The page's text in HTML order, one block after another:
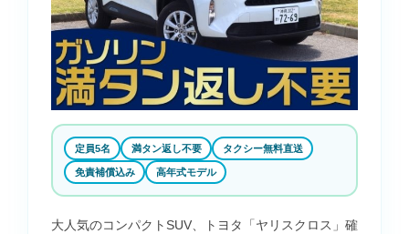
定員5名 満タン返し不要 タクシー無料直送
免責補償込み 高年式モデル
大人気のコンパクトSUV、トヨタ「ヤリスクロス」確